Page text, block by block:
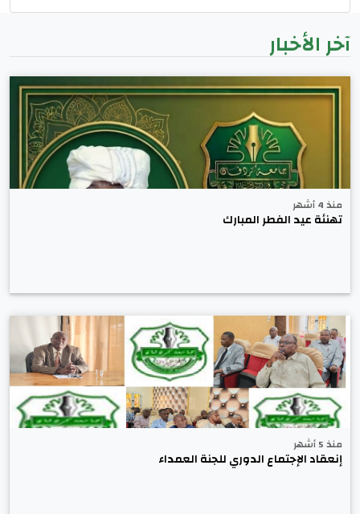
آخر الأخبار
منذ 4 أشهر
تهنئة عيد الفطر المبارك
منذ 5 أشهر
إنعقاد الإجتماع الدوري للجنة العمداء